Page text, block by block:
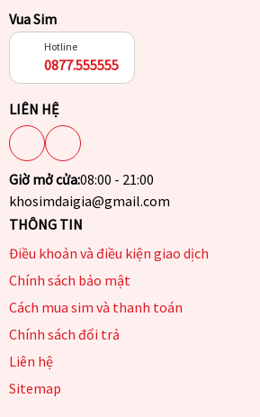
Vua Sim
Hotline
0877.555555
LIÊN HỆ
Giờ mở cửa:08:00 - 21:00
khosimdaigia@gmail.com
THÔNG TIN
Điều khoản và điều kiện giao dịch
Chính sách bảo mật
Cách mua sim và thanh toán
Chính sách đổi trả
Liên hệ
Sitemap